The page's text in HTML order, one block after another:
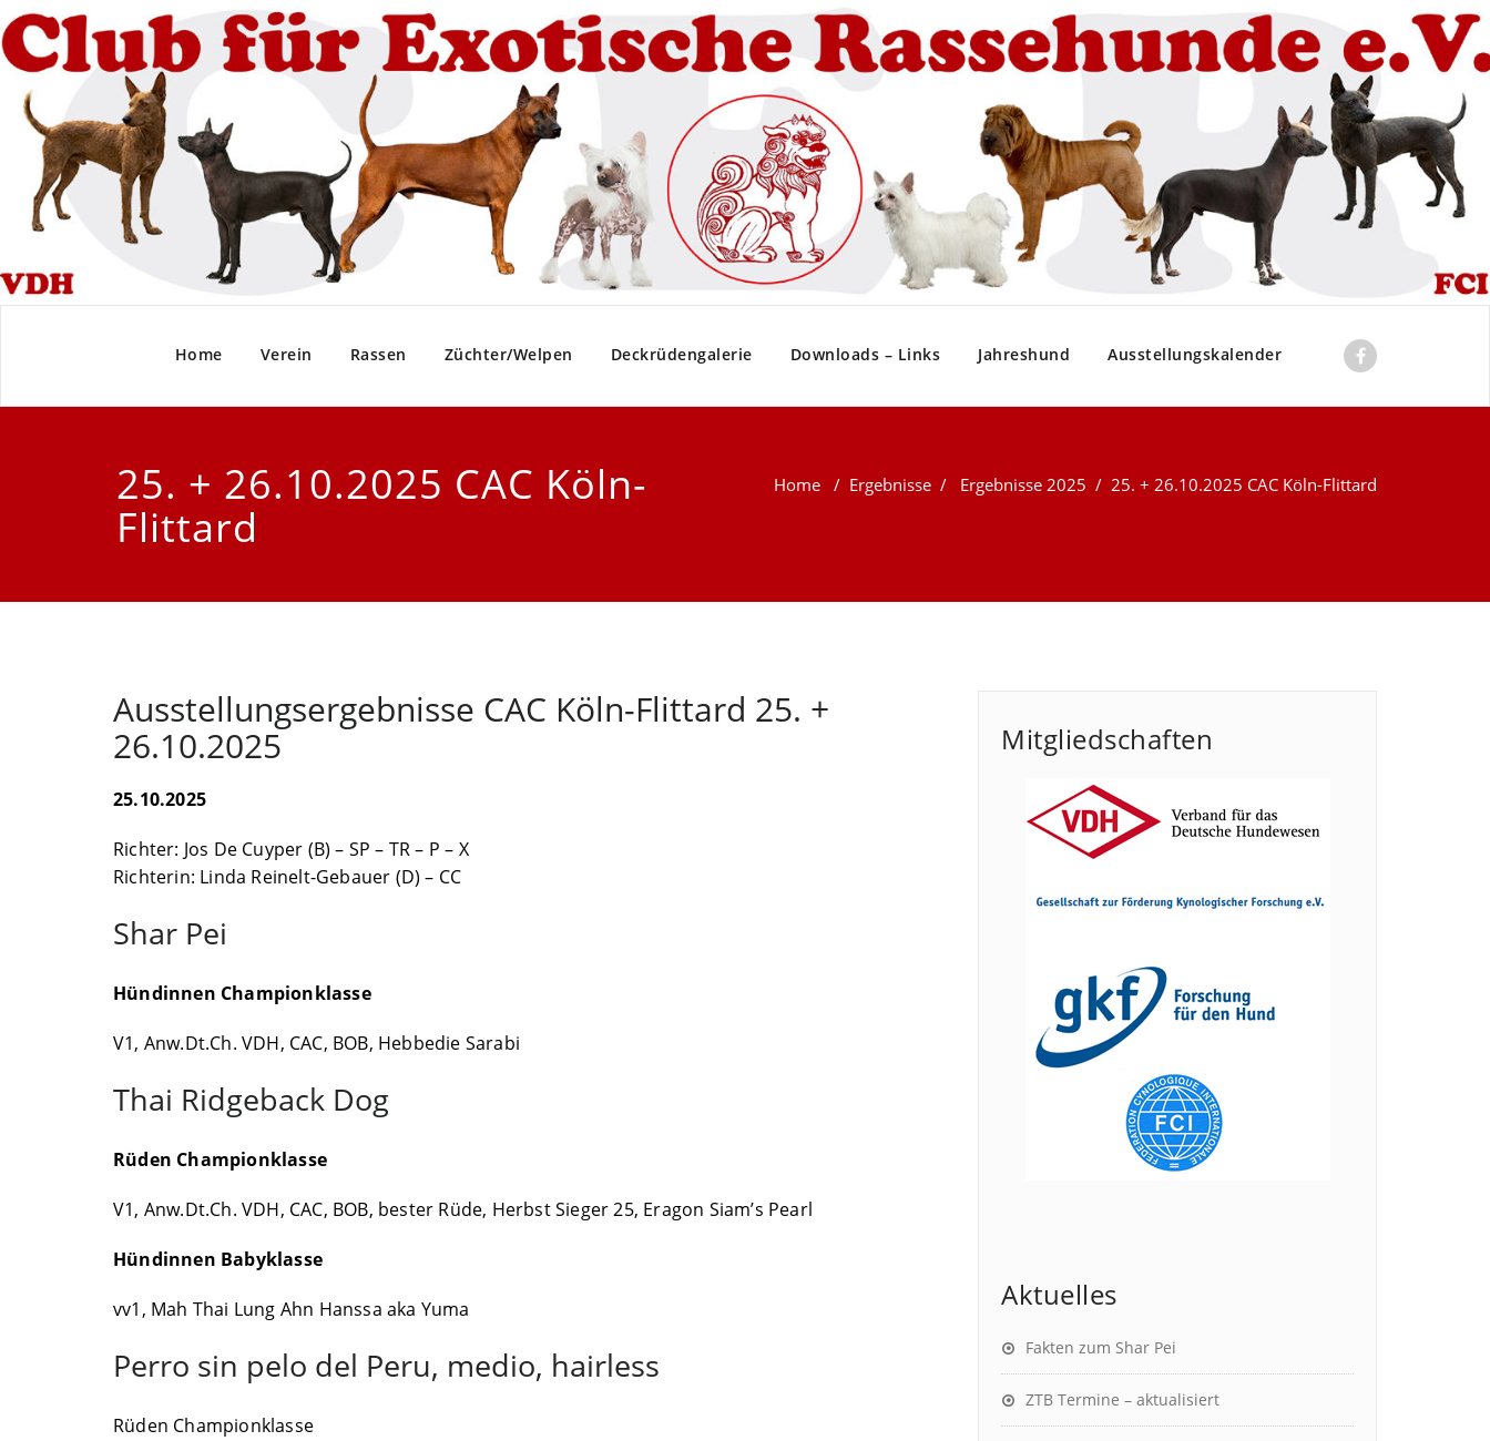
Home Verein Rassen Züchter/Welpen Deckrüdengalerie Downloads – Links Jahreshund Ausstellungskalender
25. + 26.10.2025 CAC Köln-
Flittard
Home / Ergebnisse / Ergebnisse 2025 / 25. + 26.10.2025 CAC Köln-Flittard
Ausstellungsergebnisse CAC Köln-Flittard 25. +
26.10.2025
25.10.2025
Richter: Jos De Cuyper (B) – SP – TR – P – X
Richterin: Linda Reinelt-Gebauer (D) – CC
Shar Pei
Hündinnen Championklasse
V1, Anw.Dt.Ch. VDH, CAC, BOB, Hebbedie Sarabi
Thai Ridgeback Dog
Rüden Championklasse
V1, Anw.Dt.Ch. VDH, CAC, BOB, bester Rüde, Herbst Sieger 25, Eragon Siam’s Pearl
Hündinnen Babyklasse
vv1, Mah Thai Lung Ahn Hanssa aka Yuma
Perro sin pelo del Peru, medio, hairless
Rüden Championklasse
Mitgliedschaften
Aktuelles
Fakten zum Shar Pei
ZTB Termine – aktualisiert